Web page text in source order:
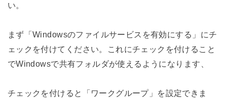
い。
まず「Windowsのファイルサービスを有効にする」にチ
ェックを付けてください。これにチェックを付けること
でWindowsで共有フォルダが使えるようになります、
チェックを付けると「ワークグループ」を設定できま